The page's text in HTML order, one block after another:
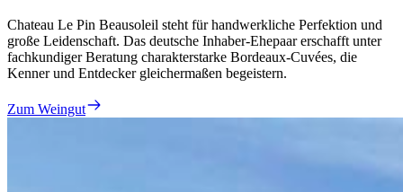
Chateau Le Pin Beausoleil steht für handwerkliche Perfektion und
große Leidenschaft. Das deutsche Inhaber-Ehepaar erschafft unter
fachkundiger Beratung charakterstarke Bordeaux-Cuvées, die
Kenner und Entdecker gleichermaßen begeistern.
Zum Weingut